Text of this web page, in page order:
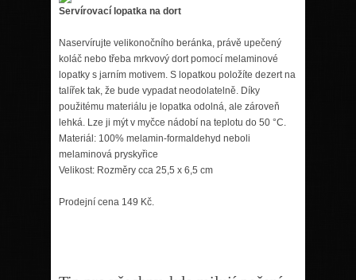
Servírovací lopatka na dort
Naservírujte velikonočního beránka, právě upečený
koláč nebo třeba mrkvový dort pomocí melaminové
lopatky s jarním motivem. S lopatkou položíte dezert na
talířek tak, že bude vypadat neodolatelně. Díky
použitému materiálu je lopatka odolná, ale zároveň
lehká. Lze ji mýt v myčce nádobí na teplotu do 50 °C.
Materiál: 100% melamin-formaldehyd neboli
melaminová pryskyřice
Velikost: Rozměry cca 25,5 x 6,5 cm
Prodejní cena 149 Kč.